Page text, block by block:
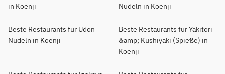
in Koenji
Nudeln in Koenji
Beste Restaurants für Udon
Nudeln in Koenji
Beste Restaurants für Yakitori
&amp; Kushiyaki (Spieße) in
Koenji